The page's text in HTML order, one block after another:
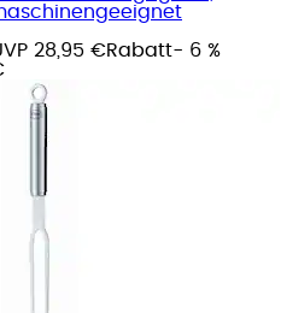
28,95 €Rabatt- 6 %